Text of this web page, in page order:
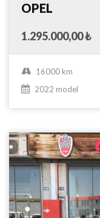
OPEL
1.295.000,00 ₺
16000 km
2022 model